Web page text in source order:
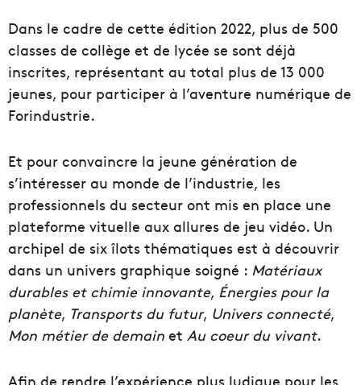
Dans le cadre de cette édition 2022, plus de 500
classes de collège et de lycée se sont déjà
inscrites, représentant au total plus de 13 000
jeunes, pour participer à l’aventure numérique de
Forindustrie.
Et pour convaincre la jeune génération de
s’intéresser au monde de l’industrie, les
professionnels du secteur ont mis en place une
plateforme vituelle aux allures de jeu vidéo. Un
archipel de six îlots thématiques est à découvrir
dans un univers graphique soigné : Matériaux
durables et chimie innovante, Énergies pour la
planète, Transports du futur, Univers connecté,
Mon métier de demain et Au coeur du vivant.
Afin de rendre l’expérience plus ludique pour les